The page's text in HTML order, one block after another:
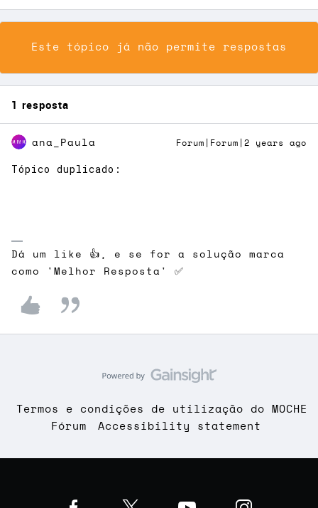
Este tópico já não permite respostas
1 resposta
ana_Paula Forum|Forum|2 years ago
Tópico duplicado:
Dá um like 👍, e se for a solução marca
como 'Melhor Resposta' ✅
Termos e condições de utilização do MOCHE
Fórum
Accessibility statement